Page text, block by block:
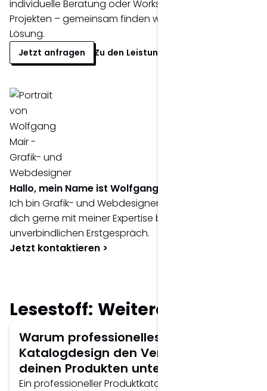
individuelle Beratung oder Workshop bei komplexeren
Projekten – gemeinsam finden wir die passende
Lösung.
Jetzt anfragen Zu den Leistungen >
Hallo, mein Name ist Wolfgang Mair.
Ich bin Grafik- und Webdesigner und berate
dich gerne mit meiner Expertise bei einem
unverbindlichen Erstgespräch.
Jetzt kontaktieren >
Lesestoff: Weitere Artikel
Warum professionelles
Katalogdesign den Verkauf von
deinen Produkten unterstützt.
Ein professioneller Produktkatalog informiert nicht